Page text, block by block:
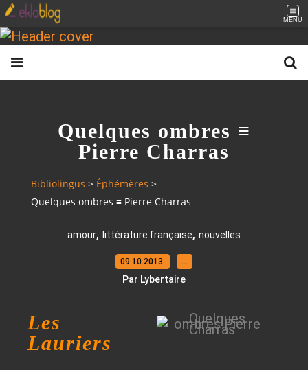
MENU
Quelques ombres ≡
Pierre Charras
Bibliolingus > Éphémères >
Quelques ombres ≡ Pierre Charras
amour, littérature française, nouvelles
09.10.2013 …
Par Lybertaire
Les
Lauriers